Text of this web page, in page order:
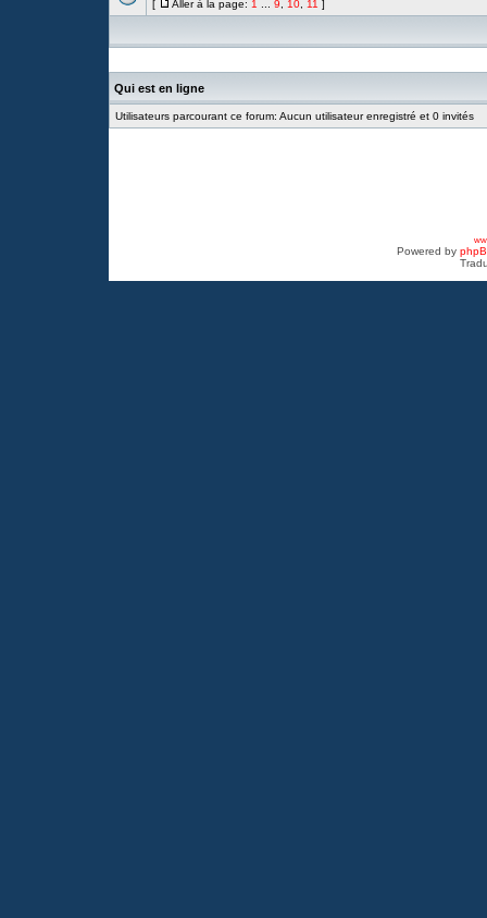
[ Aller à la page: 1 9 10 11 ]
Qui est en ligne
Utilisateurs parcourant ce forum: Aucun utilisateur enregistré et 0 invités
Powered by